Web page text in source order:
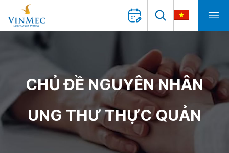
CHỦ ĐỀ NGUYÊN NHÂN
UNG THƯ THỰC QUẢN